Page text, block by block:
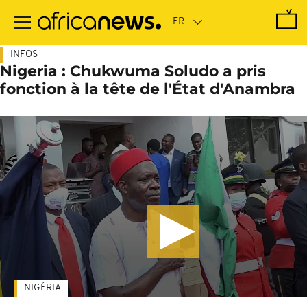
contenu
INFOS
Nigeria : Chukwuma Soludo a pris
fonction à la tête de l'État d'Anambra
NIGÉRIA